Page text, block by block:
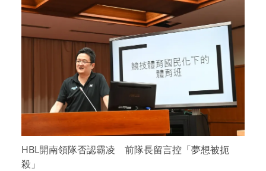
HBL開南領隊否認霸凌 前隊長留言控「夢想被扼
殺」